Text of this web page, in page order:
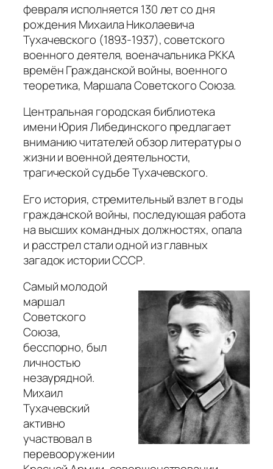
февраля исполняется 130 лет со дня
рождения Михаила Николаевича
Тухачевского (1893-1937), советского
военного деятеля, военачальника РККА
времён Гражданской войны, военного
теоретика, Маршала Советского Союза.
Центральная городская библиотека
имени Юрия Либединского предлагает
вниманию читателей обзор литературы о
жизни и военной деятельности,
трагической судьбе Тухачевского.
Его история, стремительный взлет в годы
гражданской войны, последующая работа
на высших командных должностях, опала
и расстрел стали одной из главных
загадок истории СССР.
Самый молодой
маршал
Советского
Союза,
бесспорно, был
личностью
незаурядной.
Михаил
Тухачевский
активно
участвовал в
перевооружении